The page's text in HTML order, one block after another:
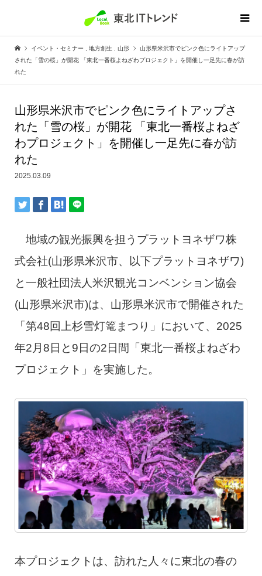
イベント・セミナー 地方創生 山形
山形県米沢市でピンク色にライトアップ
された「雪の桜」が開花 「東北一番桜よねざわプロジェクト」を開催し一足先に春が訪
れた
山形県米沢市でピンク色にライトアップさ
れた「雪の桜」が開花 「東北一番桜よねざ
わプロジェクト」を開催し一足先に春が訪
れた
2025.03.09
地域の観光振興を担うプラットヨネザワ株
式会社(山形県米沢市、以下プラットヨネザワ)
と一般社団法人米沢観光コンベンション協会
(山形県米沢市)は、山形県米沢市で開催された
「第48回上杉雪灯篭まつり」において、2025
年2月8日と9日の2日間「東北一番桜よねざわ
プロジェクト」を実施した。
本プロジェクトは、訪れた人々に東北の春の